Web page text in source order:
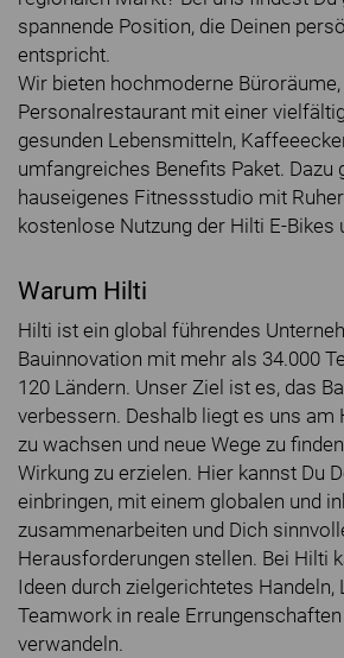
spannende Position, die Deinen
entspricht.
Wir bieten hochmoderne Büroräume,
Personalrestaurant mit einer
gesunden Lebensmitteln,
umfangreiches Benefits Paket. Dazu
hauseigenes Fitnessstudio mit
kostenlose Nutzung der Hilti E-Bikes
Warum Hilti
Hilti ist ein global führendes
Bauinnovation mit mehr als 34.000
120 Ländern. Unser Ziel ist es, das
verbessern. Deshalb liegt es uns am
zu wachsen und neue Wege zu
Wirkung zu erzielen. Hier kannst Du
einbringen, mit einem globalen und
zusammenarbeiten und Dich
Herausforderungen stellen. Bei Hilti
Ideen durch zielgerichtetes Handeln,
Teamwork in reale
verwandeln.